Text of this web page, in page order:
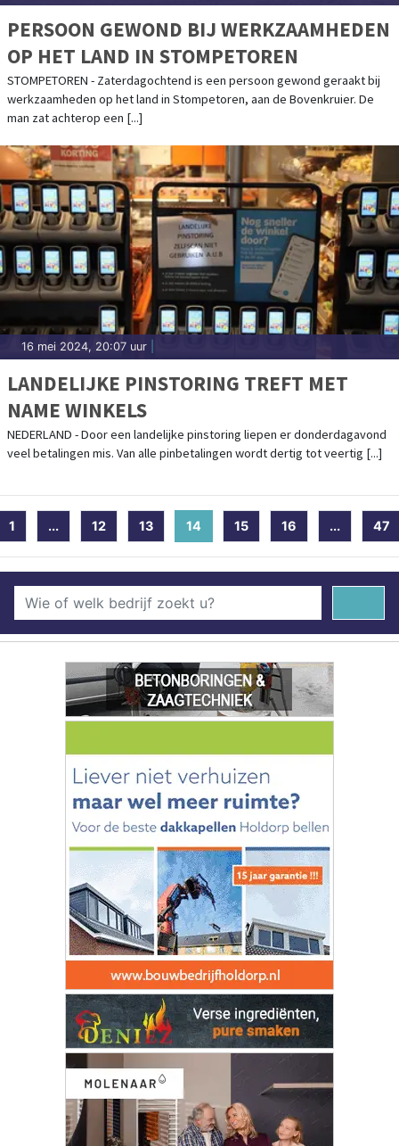
PERSOON GEWOND BIJ WERKZAAMHEDEN
OP HET LAND IN STOMPETOREN
STOMPETOREN - Zaterdagochtend is een persoon gewond geraakt bij
werkzaamheden op het land in Stompetoren, aan de Bovenkruier. De
man zat achterop een [...]
16 mei 2024, 20:07 uur
LANDELIJKE PINSTORING TREFT MET
NAME WINKELS
NEDERLAND - Door een landelijke pinstoring liepen er donderdagavond
veel betalingen mis. Van alle pinbetalingen wordt dertig tot veertig [...]
1 ... 12 13 14 (current)
15 16 ... 47